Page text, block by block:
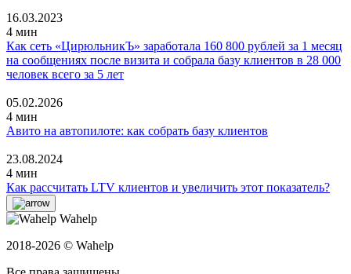
16.03.2023
4 мин
Как сеть «ЦирюльникЪ» заработала 160 800 рублей за 1 месяц
на сообщениях после визита и собрала базу клиентов в 28 000
человек всего за 5 лет
05.02.2026
4 мин
Авито на автопилоте: как собрать базу клиентов
23.08.2024
4 мин
Как рассчитать LTV клиентов и увеличить этот показатель?
Wahelp
2018-2026 © Wahelp